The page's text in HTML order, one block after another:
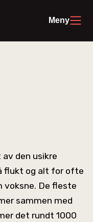
Meny
den usikre
flukt og alt for ofte
voksne. De fleste
sammen med
det rundt 1000